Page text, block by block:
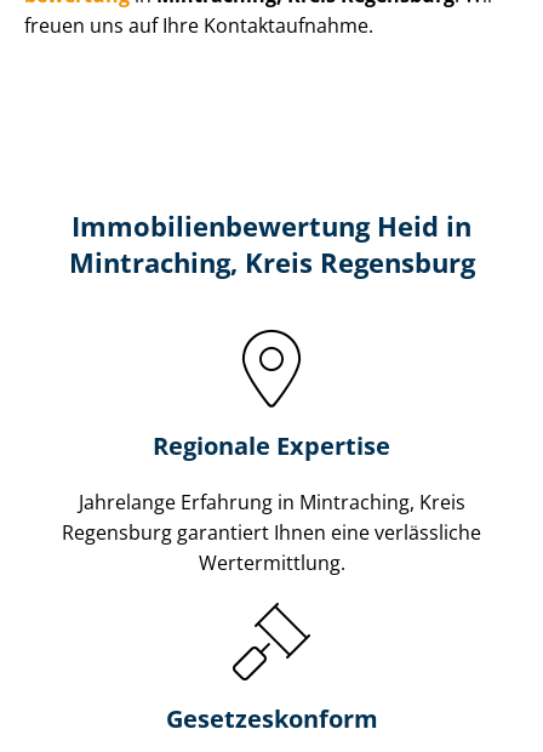
freuen uns auf Ihre Kontaktaufnahme.
Immobilien­bewertung Heid in
Mintraching, Kreis Regensburg
Regionale Expertise
Jahrelange Erfahrung in Mintraching, Kreis
Regensburg garantiert Ihnen eine verlässliche
Wertermittlung.
Gesetzes­konform